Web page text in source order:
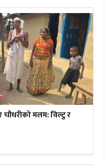
चौधरीको मलम: विल्टु र